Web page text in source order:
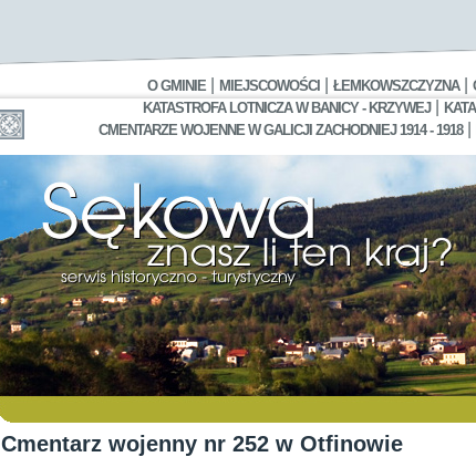
O GMINIE MIEJSCOWOŚCI ŁEMKOWSZCZYZNA|
KATASTROFA LOTNICZA W BANICY - KRZYWEJ|
CMENTARZE WOJENNE W GALICJI ZACHODNIEJ 1914 - 1918|
Cmentarz wojenny nr 252 w Otfinowie